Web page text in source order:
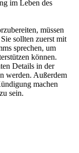
im Leben des
müssen
sollten zuerst mit
sprechen, um
können.
Details in der
werden. Außerdem
machen
sein.